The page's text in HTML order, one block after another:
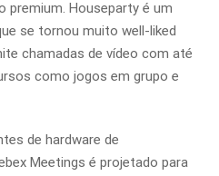
premium. Houseparty é um
se tornou muito well-liked
chamadas de vídeo com até
como jogos em grupo e
de hardware de
Meetings é projetado para